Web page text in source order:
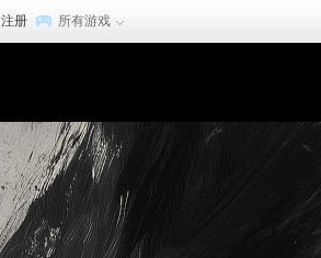
注册 所有游戏